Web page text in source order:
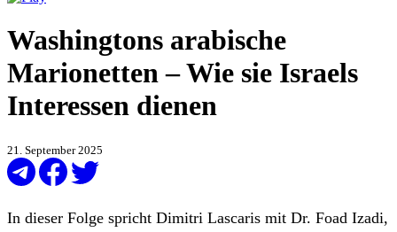
Washingtons arabische
Marionetten – Wie sie Israels
Interessen dienen
21. September 2025
In dieser Folge spricht Dimitri Lascaris mit Dr. Foad Izadi,